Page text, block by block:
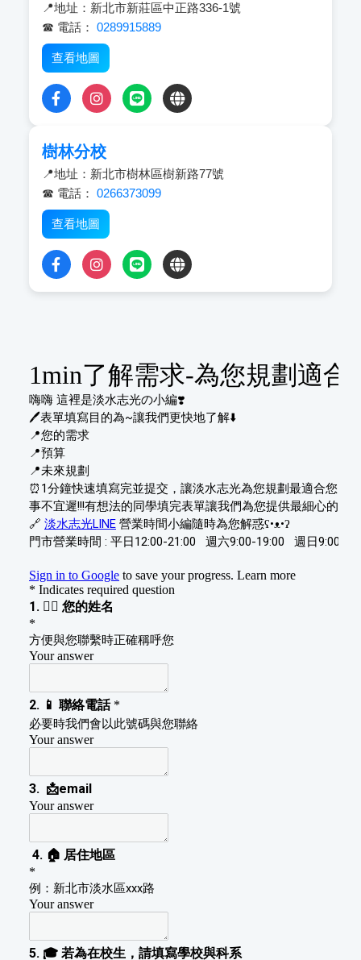
📍地址：新北市新莊區中正路336-1號
☎ 電話： 0289915889
查看地圖
樹林分校
📍地址：新北市樹林區樹新路77號
☎ 電話： 0266373099
查看地圖